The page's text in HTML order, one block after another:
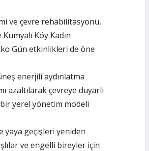
ve çevre rehabilitasyonu,
Köy Kadın
Gün etkinlikleri de öne
enerjili aydınlatma
azaltılarak çevreye duyarlı
yerel yönetim modeli
yaya geçişleri yeniden
ve engelli bireyler için